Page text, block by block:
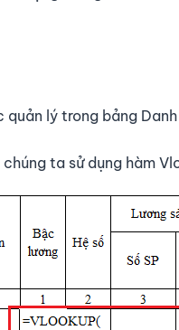
quản lý trong bảng
ta sử dụng hàm